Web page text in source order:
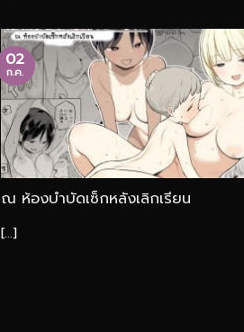
ณ ห้องบำบัดเซ็กหลังเลิกเรียน
[...]
02
ก.ค.